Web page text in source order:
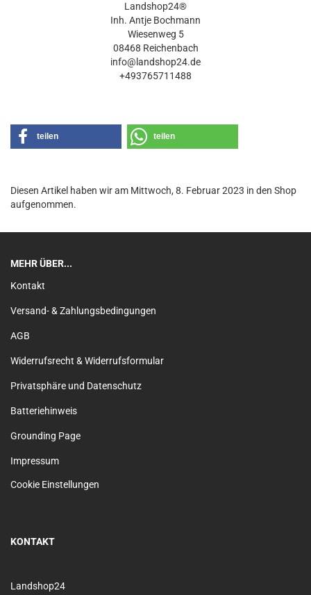
Landshop24®
Inh. Antje Bochmann
Wiesenweg 5
08468 Reichenbach
info@landshop24.de
+493765711488
teilen teilen
Diesen Artikel haben wir am Mittwoch, 8. Februar 2023 in den Shop
aufgenommen.
MEHR ÜBER...
Kontakt
Versand- & Zahlungsbedingungen
AGB
Widerrufsrecht & Widerrufsformular
Privatsphäre und Datenschutz
Batteriehinweis
Grounding Page
Impressum
Cookie Einstellungen
KONTAKT
Landshop24